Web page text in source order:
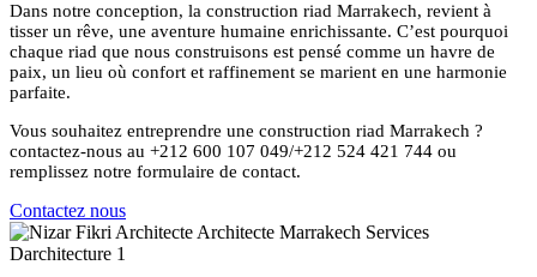
Dans notre conception, la construction riad Marrakech, revient à
tisser un rêve, une aventure humaine enrichissante. C’est pourquoi
chaque riad que nous construisons est pensé comme un havre de
paix, un lieu où confort et raffinement se marient en une harmonie
parfaite.
Vous souhaitez entreprendre une construction riad Marrakech ?
contactez-nous au +212 600 107 049/+212 524 421 744 ou
remplissez notre formulaire de contact.
Contactez nous